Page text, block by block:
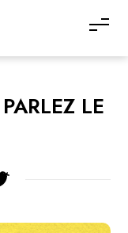
LE